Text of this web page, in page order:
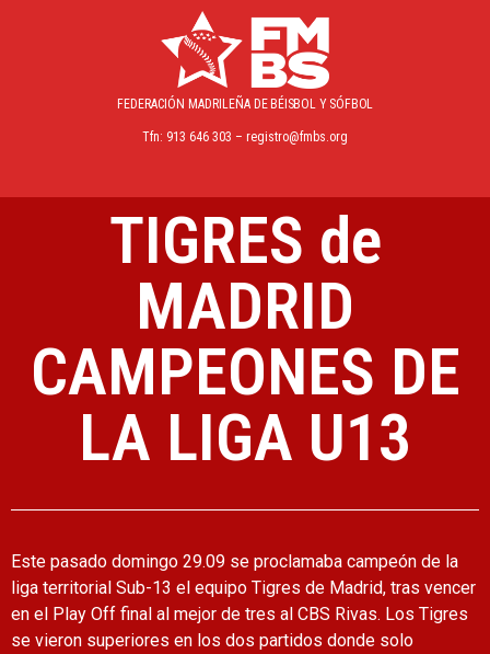
FEDERACIÓN MADRILEÑA DE BÉISBOL Y SÓFBOL
Tfn: 913 646 303 – registro@fmbs.org
TIGRES de
MADRID
CAMPEONES DE
LA LIGA U13
Este pasado domingo 29.09 se proclamaba campeón de la
liga territorial Sub-13 el equipo Tigres de Madrid, tras vencer
en el Play Off final al mejor de tres al CBS Rivas. Los Tigres
se vieron superiores en los dos partidos donde solo